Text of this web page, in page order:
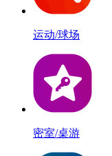
运动/球场
密室/桌游